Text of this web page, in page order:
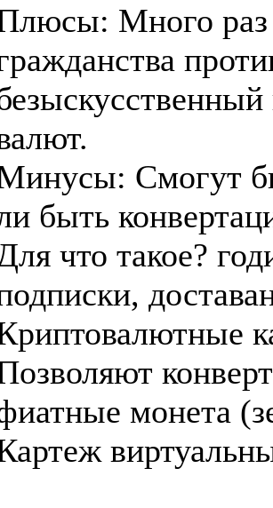
Много раз
Смогут
быть
что такое?
монета